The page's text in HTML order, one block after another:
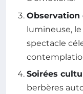
Observation
lumineuse,
spectacle
Soirées
berbères